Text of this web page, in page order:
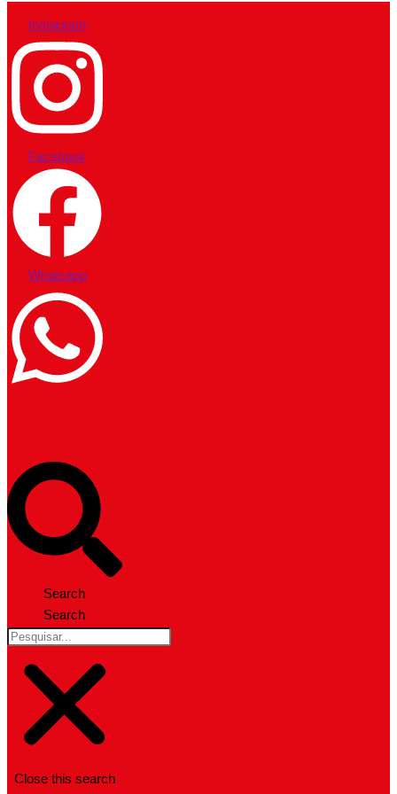
Instagram
Facebook
Whatsapp
Search
Search
Close this search